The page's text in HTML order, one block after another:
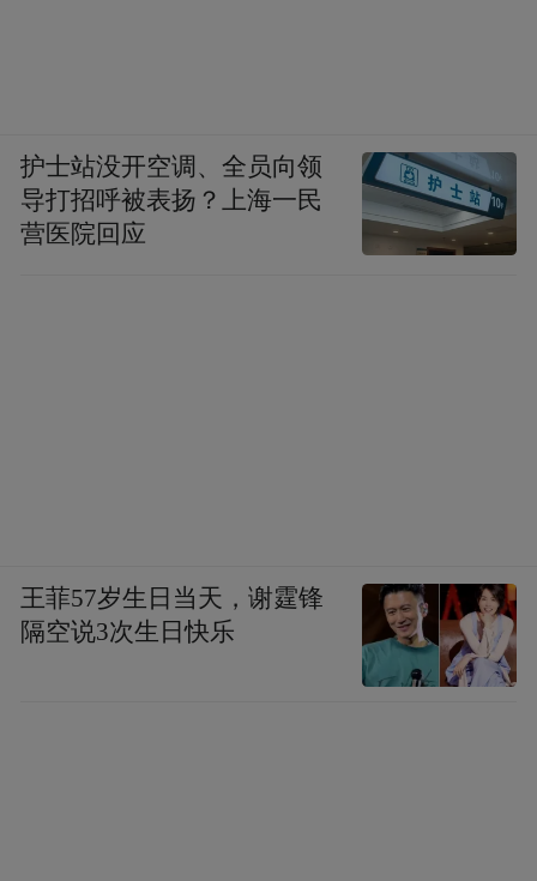
护士站没开空调、全员向领
导打招呼被表扬？上海一民
营医院回应
王菲57岁生日当天，谢霆锋
隔空说3次生日快乐